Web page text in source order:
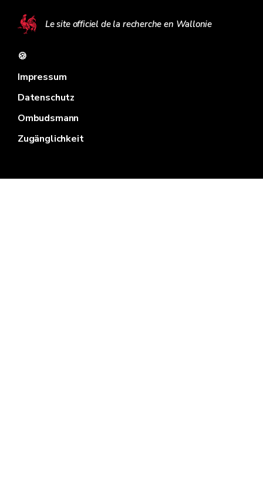
Le site officiel de la recherche en Wallonie
🍪
Impressum
Datenschutz
Ombudsmann
Zugänglichkeit